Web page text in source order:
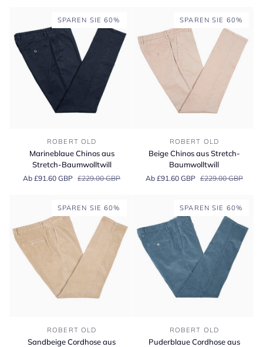
SPAREN SIE 60%
Marineblaue
Chinos
Baumwolltwill
ROBERT OLD
Marineblaue Chinos aus
Stretch-Baumwolltwill
Ab £91.60 GBP £229.00 GBP
SPAREN SIE 60%
Chinos
Baumwolltwill
ROBERT OLD
Beige Chinos aus Stretch-
Baumwolltwill
Ab £91.60 GBP £229.00 GBP
SPAREN SIE 60%
Sandbeige
Cordhose
ROBERT OLD
Sandbeige Cordhose aus
SPAREN SIE 60%
Puderblaue
Cordhose
ROBERT OLD
Puderblaue Cordhose aus